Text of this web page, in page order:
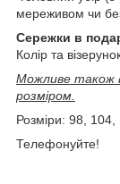
мереживом чи
Сережки в
Колір та
Можливе також
розміром.
Розміри: 98,
Телефонуйте!